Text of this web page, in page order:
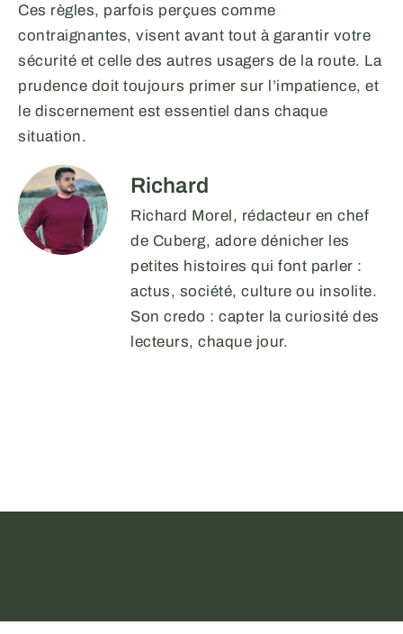
Ces règles, parfois perçues comme
contraignantes, visent avant tout à garantir votre
sécurité et celle des autres usagers de la route. La
prudence doit toujours primer sur l’impatience, et
le discernement est essentiel dans chaque
situation.
Richard
Richard Morel, rédacteur en chef
de Cuberg, adore dénicher les
petites histoires qui font parler :
actus, société, culture ou insolite.
Son credo : capter la curiosité des
lecteurs, chaque jour.